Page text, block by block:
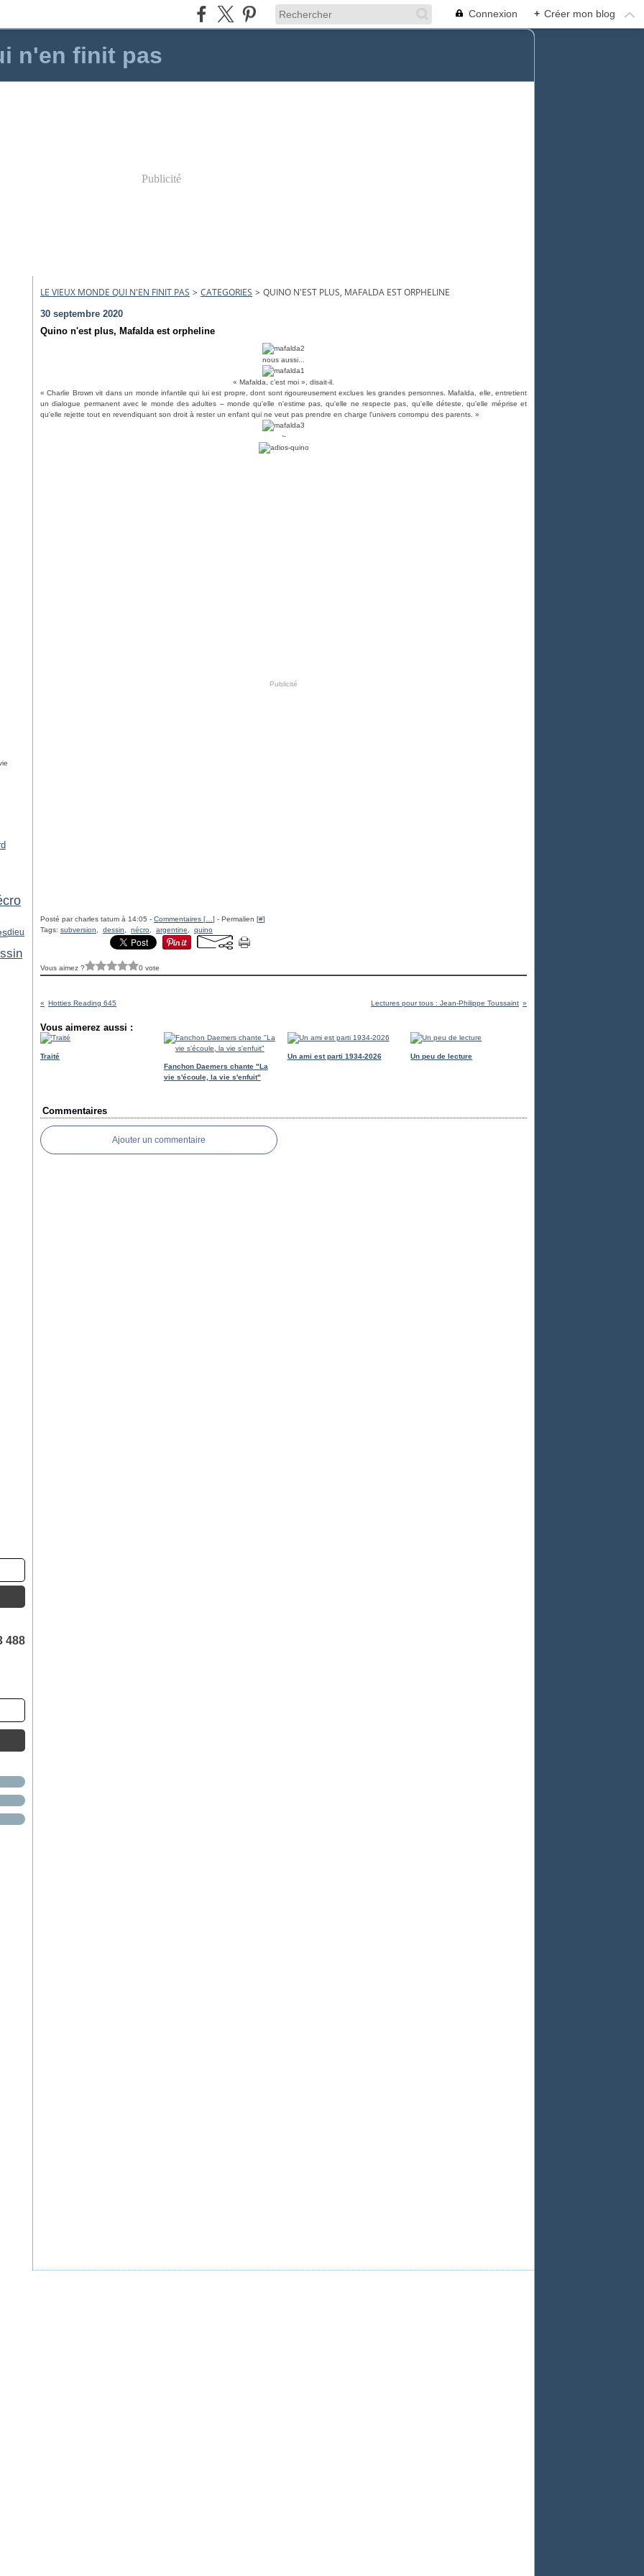
Connexion + Créer mon blog
n'en finit pas
Publicité
dieu
488
LE VIEUX MONDE QUI N'EN FINIT PAS > CATEGORIES > QUINO N'EST PLUS, MAFALDA EST ORPHELINE
30 septembre 2020
Quino n'est plus, Mafalda est orpheline
nous aussi...
« Mafalda, c’est moi », disait-il.
« Charlie Brown vit dans un monde infantile qui lui est propre, dont sont rigoureusement exclues les grandes personnes. Mafalda, elle, entretient
un dialogue permanent avec le monde des adultes – monde qu'elle n'estime pas, qu'elle ne respecte pas, qu'elle déteste, qu'elle méprise et
qu'elle rejette tout en revendiquant son droit à rester un enfant qui ne veut pas prendre en charge l'univers corrompu des parents. »
~
Publicité
Posté par charles tatum à 14:05 - Commentaires [ ] - Permalien [#]
Tags: subversion dessin nécro argentine quino
Vous aimez ? 0 vote
Hotties Reading 645 Lectures pour tous : Jean-Philippe Toussaint
Vous aimerez aussi :
Traité
Fanchon Daemers chante "La
vie s'écoule, la vie s'enfuit"
Un ami est parti 1934-2026 Un peu de lecture
Commentaires
Ajouter un commentaire